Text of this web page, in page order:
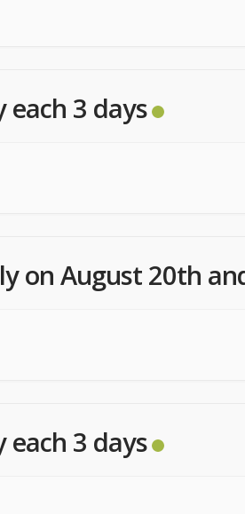
each 3 days
on August 20th
each 3 days